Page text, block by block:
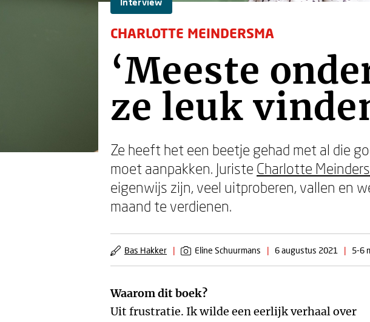
CHARLOTTE MEINDERSMA
‘Meeste
ze leuk
Ze heeft het een beetje gehad met al die
moet aanpakken. Juriste Charlotte
eigenwijs zijn, veel uitproberen, vallen en
maand te verdienen.
Bas Hakker | Eline Schuurmans | 6 augustus 2021 | 5-6
Waarom dit boek?
Uit frustratie. Ik wilde een eerlijk verhaal over